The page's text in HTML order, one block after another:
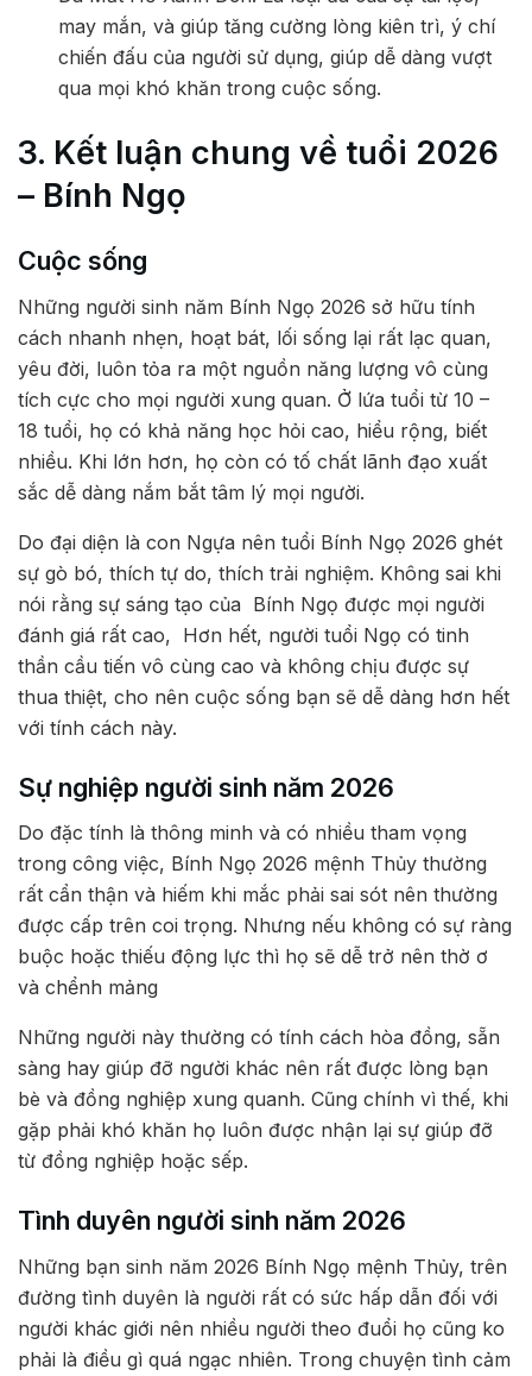
may mắn, và giúp tăng cường lòng kiên trì, ý chí
chiến đấu của người sử dụng, giúp dễ dàng vượt
qua mọi khó khăn trong cuộc sống.
3. Kết luận chung về tuổi 2026
– Bính Ngọ
Cuộc sống
Những người sinh năm Bính Ngọ 2026 sở hữu tính
cách nhanh nhẹn, hoạt bát, lối sống lại rất lạc quan,
yêu đời, luôn tỏa ra một nguồn năng lượng vô cùng
tích cực cho mọi người xung quan. Ở lứa tuổi từ 10 –
18 tuổi, họ có khả năng học hỏi cao, hiểu rộng, biết
nhiều. Khi lớn hơn, họ còn có tố chất lãnh đạo xuất
sắc dễ dàng nắm bắt tâm lý mọi người.
Do đại diện là con Ngựa nên tuổi Bính Ngọ 2026 ghét
sự gò bó, thích tự do, thích trải nghiệm. Không sai khi
nói rằng sự sáng tạo của Bính Ngọ được mọi người
đánh giá rất cao, Hơn hết, người tuổi Ngọ có tinh
thần cầu tiến vô cùng cao và không chịu được sự
thua thiệt, cho nên cuộc sống bạn sẽ dễ dàng hơn hết
với tính cách này.
Sự nghiệp người sinh năm 2026
Do đặc tính là thông minh và có nhiều tham vọng
trong công việc, Bính Ngọ 2026 mệnh Thủy thường
rất cẩn thận và hiếm khi mắc phải sai sót nên thường
được cấp trên coi trọng. Nhưng nếu không có sự ràng
buộc hoặc thiếu động lực thì họ sẽ dễ trở nên thờ ơ
và chểnh mảng
Những người này thường có tính cách hòa đồng, sẵn
sàng hay giúp đỡ người khác nên rất được lòng bạn
bè và đồng nghiệp xung quanh. Cũng chính vì thế, khi
gặp phải khó khăn họ luôn được nhận lại sự giúp đỡ
từ đồng nghiệp hoặc sếp.
Tình duyên người sinh năm 2026
Những bạn sinh năm 2026 Bính Ngọ mệnh Thủy, trên
đường tình duyên là người rất có sức hấp dẫn đối với
người khác giới nên nhiều người theo đuổi họ cũng ko
phải là điều gì quá ngạc nhiên. Trong chuyện tình cảm